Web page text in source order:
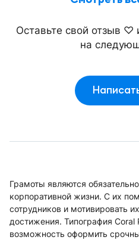
Оставьте свой отзыв ♡
на
Грамоты являются
корпоративной жизни. С их
сотрудников и мотивировать
достижения. Типография Coral
возможность оформить